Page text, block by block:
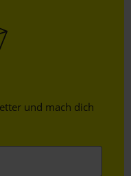
und mach dich